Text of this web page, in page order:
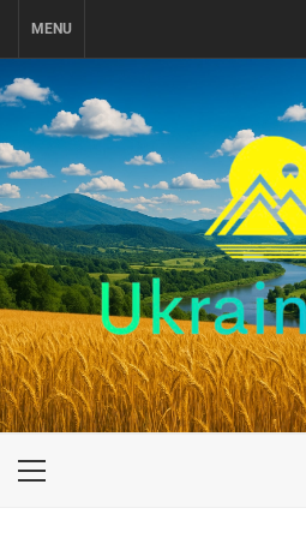
MENU
UKRAINE-IS
ПОДОРОЖI ПО УКРАЇНІ
Primary